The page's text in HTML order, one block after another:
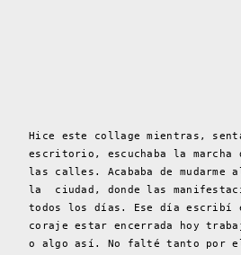
Hice este collage mientras,
escritorio, escuchaba la marcha
las calles. Acababa de mudarme
la
ciudad, donde las
todos los días. Ese día escribí
coraje estar encerrada hoy
o algo así. No falté tanto por